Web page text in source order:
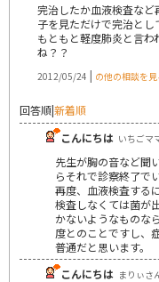
完治したか血液検査など
子を見ただけで完治とし
もともと軽度肺炎と言
ね？？
2012/05/24 | の他の相談を見
回答順|新着順
こんにちは いちごマ
先生が胸の音など聞
らそれで診察終了で
再度、血液検査する
検査しなくては菌が
かないようなものな
度とのことですし、
普通だと思います。
こんにちは まりぃさ